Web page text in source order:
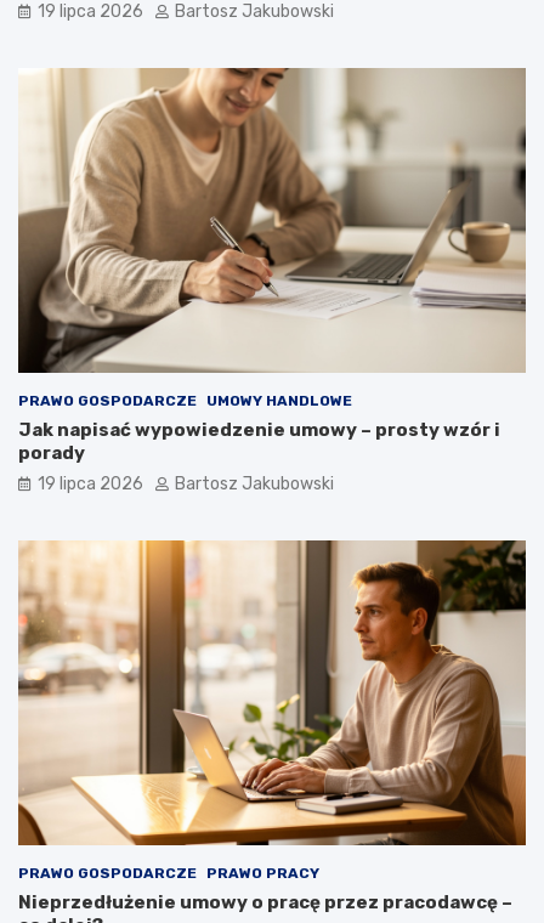
19 lipca 2026 Bartosz Jakubowski
PRAWO GOSPODARCZE UMOWY HANDLOWE
Jak napisać wypowiedzenie umowy – prosty wzór i
porady
19 lipca 2026 Bartosz Jakubowski
PRAWO GOSPODARCZE PRAWO PRACY
Nieprzedłużenie umowy o pracę przez pracodawcę –